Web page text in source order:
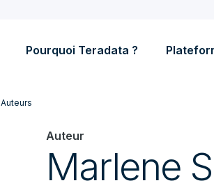
Pourquoi Teradata ?
Auteurs
Auteur
Marlene